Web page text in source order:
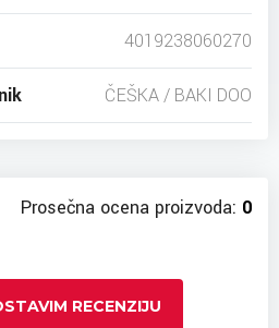
4019238060270
ČEŠKA / BAKI DOO
Prosečna ocena proizvoda: 0
RECENZIJU